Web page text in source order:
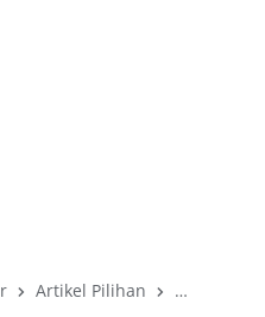
Artikel Pilihan Berita